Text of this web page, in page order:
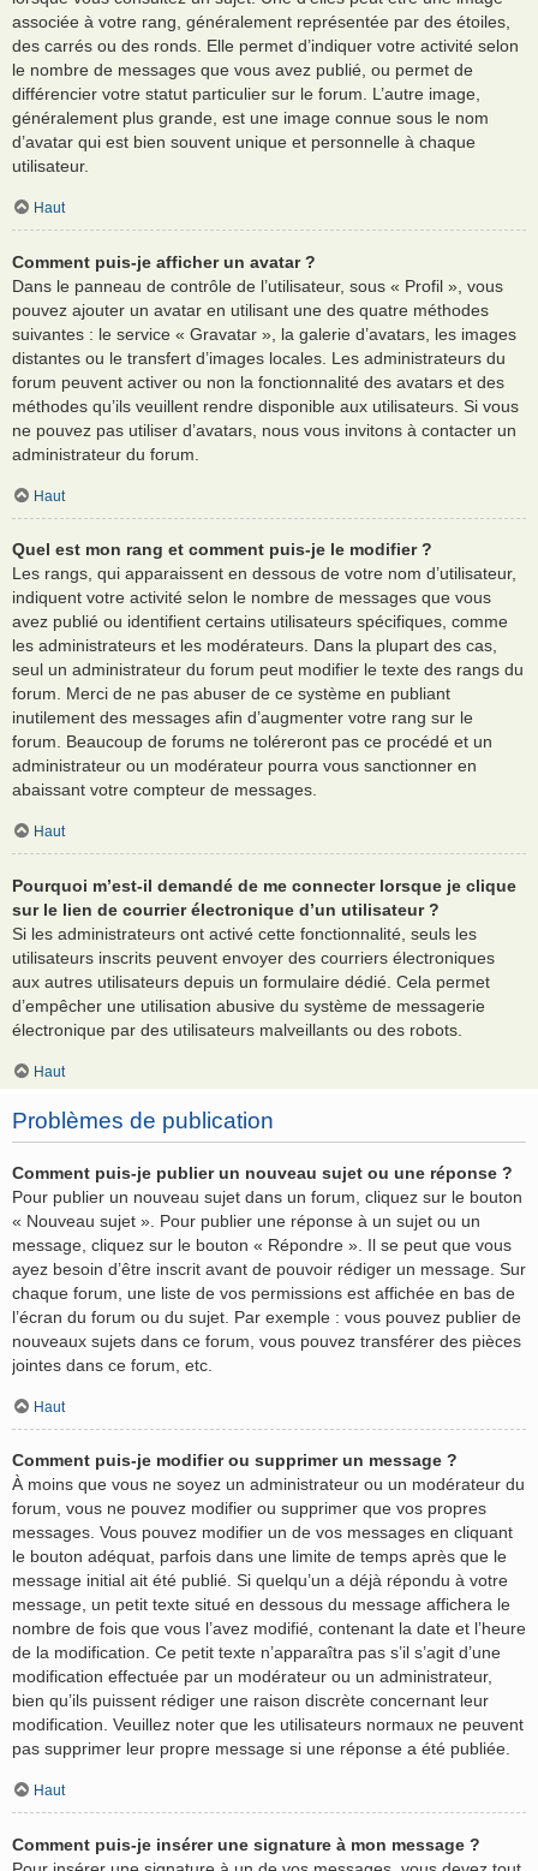
associée à votre rang, généralement représentée par des étoiles,
des carrés ou des ronds. Elle permet d’indiquer votre activité selon
le nombre de messages que vous avez publié, ou permet de
différencier votre statut particulier sur le forum. L’autre image,
généralement plus grande, est une image connue sous le nom
d’avatar qui est bien souvent unique et personnelle à chaque
utilisateur.
Haut
Comment puis-je afficher un avatar ?
Dans le panneau de contrôle de l’utilisateur, sous « Profil », vous
pouvez ajouter un avatar en utilisant une des quatre méthodes
suivantes : le service « Gravatar », la galerie d’avatars, les images
distantes ou le transfert d’images locales. Les administrateurs du
forum peuvent activer ou non la fonctionnalité des avatars et des
méthodes qu’ils veuillent rendre disponible aux utilisateurs. Si vous
ne pouvez pas utiliser d’avatars, nous vous invitons à contacter un
administrateur du forum.
Haut
Quel est mon rang et comment puis-je le modifier ?
Les rangs, qui apparaissent en dessous de votre nom d’utilisateur,
indiquent votre activité selon le nombre de messages que vous
avez publié ou identifient certains utilisateurs spécifiques, comme
les administrateurs et les modérateurs. Dans la plupart des cas,
seul un administrateur du forum peut modifier le texte des rangs du
forum. Merci de ne pas abuser de ce système en publiant
inutilement des messages afin d’augmenter votre rang sur le
forum. Beaucoup de forums ne toléreront pas ce procédé et un
administrateur ou un modérateur pourra vous sanctionner en
abaissant votre compteur de messages.
Haut
Pourquoi m’est-il demandé de me connecter lorsque je clique
sur le lien de courrier électronique d’un utilisateur ?
Si les administrateurs ont activé cette fonctionnalité, seuls les
utilisateurs inscrits peuvent envoyer des courriers électroniques
aux autres utilisateurs depuis un formulaire dédié. Cela permet
d’empêcher une utilisation abusive du système de messagerie
électronique par des utilisateurs malveillants ou des robots.
Haut
Problèmes de publication
Comment puis-je publier un nouveau sujet ou une réponse ?
Pour publier un nouveau sujet dans un forum, cliquez sur le bouton
« Nouveau sujet ». Pour publier une réponse à un sujet ou un
message, cliquez sur le bouton « Répondre ». Il se peut que vous
ayez besoin d’être inscrit avant de pouvoir rédiger un message. Sur
chaque forum, une liste de vos permissions est affichée en bas de
l’écran du forum ou du sujet. Par exemple : vous pouvez publier de
nouveaux sujets dans ce forum, vous pouvez transférer des pièces
jointes dans ce forum, etc.
Haut
Comment puis-je modifier ou supprimer un message ?
À moins que vous ne soyez un administrateur ou un modérateur du
forum, vous ne pouvez modifier ou supprimer que vos propres
messages. Vous pouvez modifier un de vos messages en cliquant
le bouton adéquat, parfois dans une limite de temps après que le
message initial ait été publié. Si quelqu’un a déjà répondu à votre
message, un petit texte situé en dessous du message affichera le
nombre de fois que vous l’avez modifié, contenant la date et l’heure
de la modification. Ce petit texte n’apparaîtra pas s’il s’agit d’une
modification effectuée par un modérateur ou un administrateur,
bien qu’ils puissent rédiger une raison discrète concernant leur
modification. Veuillez noter que les utilisateurs normaux ne peuvent
pas supprimer leur propre message si une réponse a été publiée.
Haut
Comment puis-je insérer une signature à mon message ?